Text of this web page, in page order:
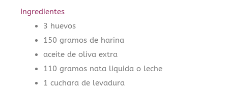
Ingredientes
3 huevos
150 gramos de harina
aceite de oliva extra
110 gramos nata liquida o leche
1 cuchara de levadura